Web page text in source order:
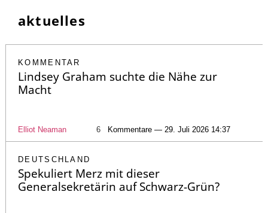
aktuelles
KOMMENTAR
Lindsey Graham suchte die Nähe zur
Macht
Elliot Neaman 6 Kommentare — 29. Juli 2026 14:37
DEUTSCHLAND
Spekuliert Merz mit dieser
Generalsekretärin auf Schwarz-Grün?